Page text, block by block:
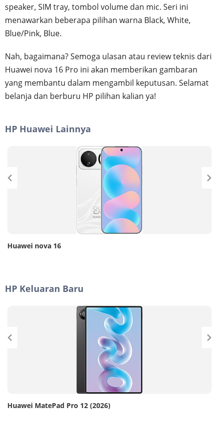
speaker, SIM tray, tombol volume dan mic. Seri ini
menawarkan beberapa pilihan warna Black, White,
Blue/Pink, Blue.
Nah, bagaimana? Semoga ulasan atau review teknis dari
Huawei nova 16 Pro ini akan memberikan gambaran
yang membantu dalam mengambil keputusan. Selamat
belanja dan berburu HP pilihan kalian ya!
HP Huawei Lainnya
Huawei nova 16
HP Keluaran Baru
Huawei MatePad Pro 12 (2026)